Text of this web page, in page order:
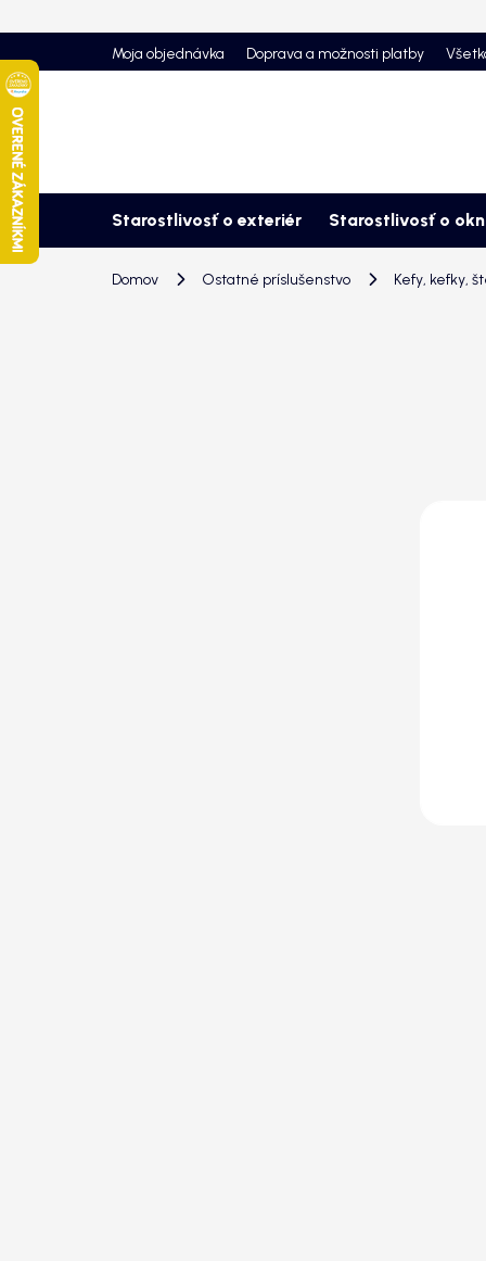
na
obsah
Moja objednávka Doprava a možnosti platby
Starostlivosť o exteriér Starostlivosť o
Domov Ostatné príslušenstvo Kefy, kefky,